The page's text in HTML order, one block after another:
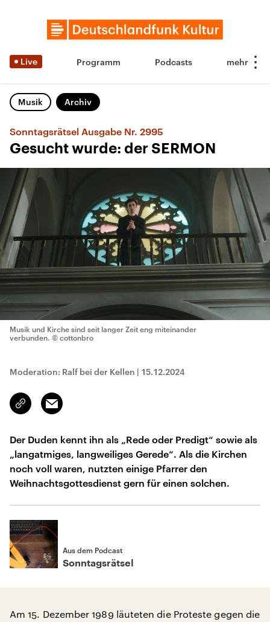
Live Programm Podcasts
Musik Archiv
Sonntagsrätsel Ausgabe Nr. 2995
Gesucht wurde: der SERMON
Musik und Kirche sind seit langer Zeit eng miteinander
verbunden. © cottonbro
Moderation: Ralf bei der Kellen | 15.12.2024
Link
kopieren/teilen
Email
Der Duden kennt ihn als „Rede oder Predigt“ sowie als
„langatmiges, langweiliges Gerede“. Als die Kirchen
noch voll waren, nutzten einige Pfarrer den
Weihnachtsgottesdienst gern für einen solchen.
Aus dem Podcast
Sonntagsrätsel
Am 15. Dezember 1989 läuteten die Proteste gegen die